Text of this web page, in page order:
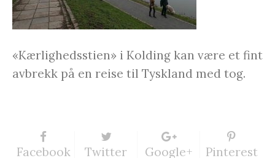
«Kærlighedsstien» i Kolding kan være et fint
avbrekk på en reise til Tyskland med tog.
Facebook Twitter Google+ Pinterest